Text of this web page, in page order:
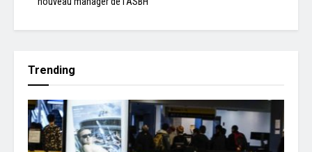
Trending